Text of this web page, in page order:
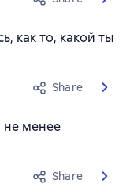
как то, какой ты
Share
не менее
Share